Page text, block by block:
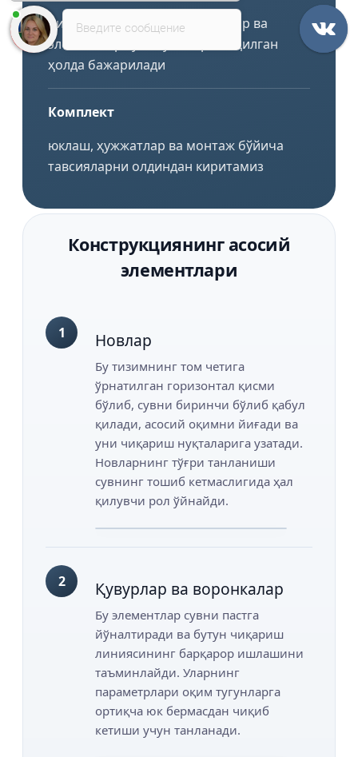
йиғиш схема бўйича, қияликлар ва
элементлар туташувига риоя қилган
ҳолда бажарилади
Комплект
юклаш, ҳужжатлар ва монтаж бўйича
тавсияларни олдиндан киритамиз
Конструкциянинг асосий
элементлари
1 Новлар
Бу тизимнинг том четига
ўрнатилган горизонтал қисми
бўлиб, сувни биринчи бўлиб қабул
қилади, асосий оқимни йиғади ва
уни чиқариш нуқталарига узатади.
Новларнинг тўғри танланиши
сувнинг тошиб кетмаслигида ҳал
қилувчи рол ўйнайди.
2 Қувурлар ва воронкалар
Бу элементлар сувни пастга
йўналтиради ва бутун чиқариш
линиясининг барқарор ишлашини
таъминлайди. Уларнинг
параметрлари оқим тугунларга
ортиқча юк бермасдан чиқиб
кетиши учун танланади.
Введите сообщение